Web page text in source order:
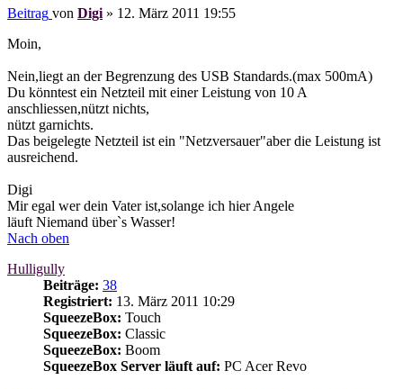
Beitrag von Digi » 12. März 2011 19:55
Moin,
Nein,liegt an der Begrenzung des USB Standards.(max 500mA)
Du könntest ein Netzteil mit einer Leistung von 10 A
anschliessen,nützt nichts,
nützt garnichts.
Das beigelegte Netzteil ist ein "Netzversauer"aber die Leistung ist
ausreichend.
Digi
Mir egal wer dein Vater ist,solange ich hier Angele
läuft Niemand über`s Wasser!
Nach oben
Hulligully
Beiträge: 38
Registriert: 13. März 2011 10:29
SqueezeBox: Touch
SqueezeBox: Classic
SqueezeBox: Boom
SqueezeBox Server läuft auf: PC Acer Revo